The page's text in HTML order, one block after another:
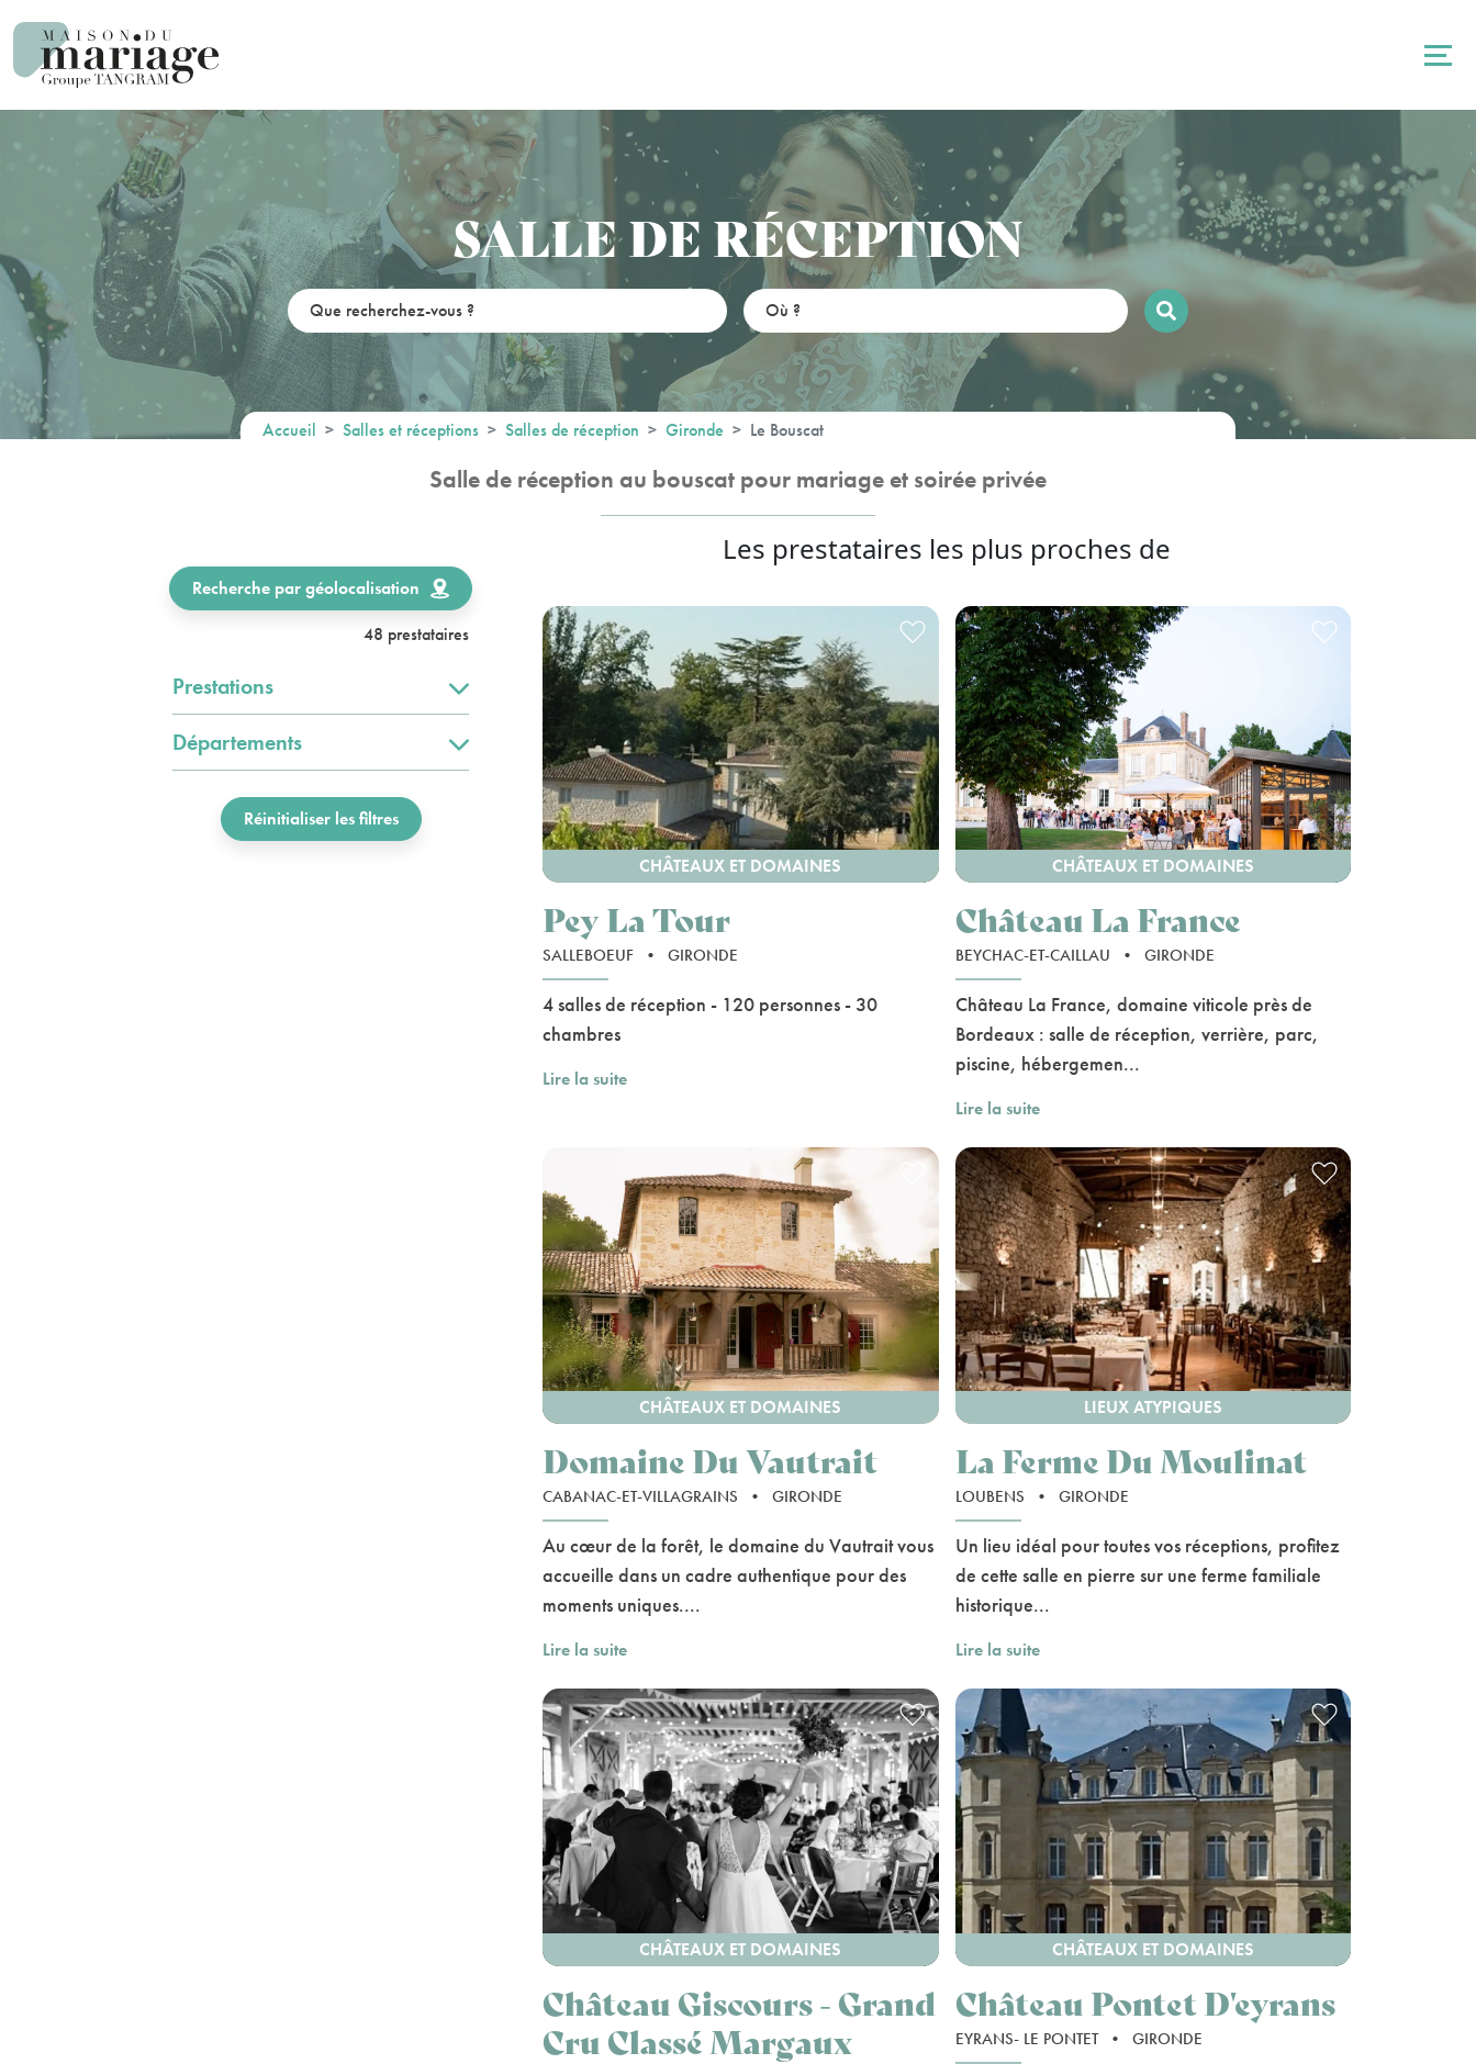
SALLE DE RÉCEPTION
Accueil Salles et réceptions Salles de réception Gironde Le Bouscat
Salle de réception au bouscat pour mariage et soirée privée
Recherche par géolocalisation
48 prestataires
Prestations
Départements
Réinitialiser les filtres
Les prestataires les plus proches de
CHÂTEAUX ET DOMAINES
Pey La Tour
SALLEBOEUF • GIRONDE
4 salles de réception - 120 personnes - 30
chambres
Lire la suite
CHÂTEAUX ET DOMAINES
Château La France
BEYCHAC-ET-CAILLAU • GIRONDE
Château La France, domaine viticole près de
Bordeaux : salle de réception, verrière, parc,
piscine, hébergemen...
Lire la suite
CHÂTEAUX ET DOMAINES
Domaine Du Vautrait
CABANAC-ET-VILLAGRAINS • GIRONDE
Au cœur de la forêt, le domaine du Vautrait vous
accueille dans un cadre authentique pour des
moments uniques....
Lire la suite
LIEUX ATYPIQUES
La Ferme Du Moulinat
LOUBENS • GIRONDE
Un lieu idéal pour toutes vos réceptions, profitez
de cette salle en pierre sur une ferme familiale
historique...
Lire la suite
CHÂTEAUX ET DOMAINES
Château Giscours - Grand
Cru Classé Margaux
CHÂTEAUX ET DOMAINES
Château Pontet D'eyrans
EYRANS- LE PONTET • GIRONDE